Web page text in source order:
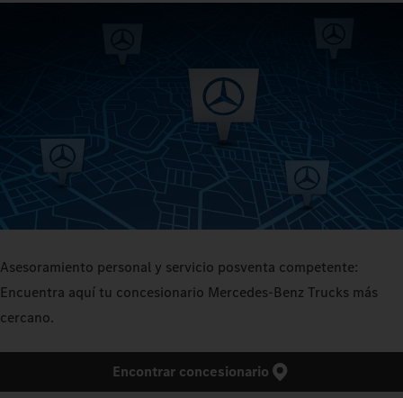
Asesoramiento personal y servicio posventa competente:
Encuentra aquí tu concesionario Mercedes‑Benz Trucks más
cercano.
Encontrar concesionario